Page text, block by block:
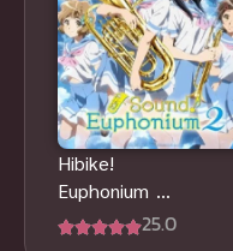
Hibike!
Euphonium 2
ฮิบิเคะ! ยูโฟ25.0